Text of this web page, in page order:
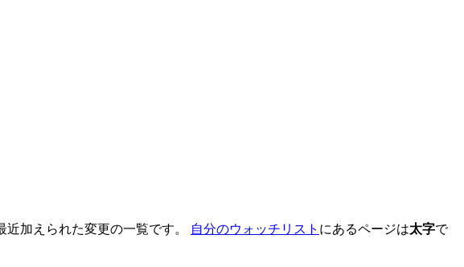
加えられた変更の一覧です。 自分のウォッチリスト にあるページは太字で